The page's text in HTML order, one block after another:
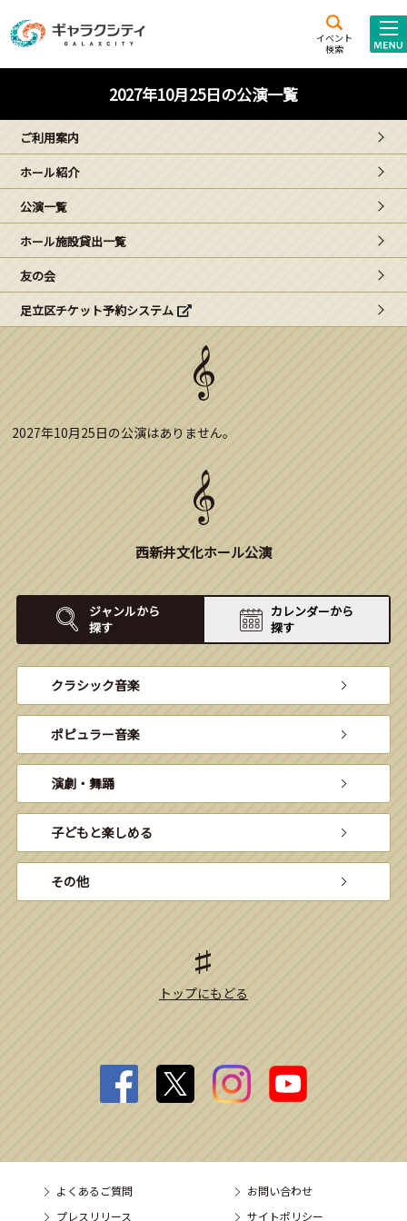
イベント
検索
施設案内
西新井
文化ホール
ギャラクシティとは
こどもみーてぃんぐ
Gがくえん
ブランドからのお知らせ
2027年10月25日の公演一覧
ご利用案内
ホール紹介
公演一覧
ホール施設貸出一覧
友の会
足立区チケット予約システム
2027年10月25日の公演はありません。
西新井文化ホール公演
ジャンルから
探す
カレンダーから
探す
クラシック音楽
ポピュラー音楽
演劇・舞踊
子どもと楽しめる
その他
トップにもどる
よくあるご質問
お問い合わせ
プレスリリース
サイトポリシー